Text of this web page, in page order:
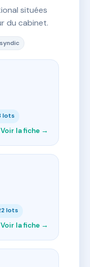
situées
du cabinet.
lots
Voir la fiche →
lots
Voir la fiche →